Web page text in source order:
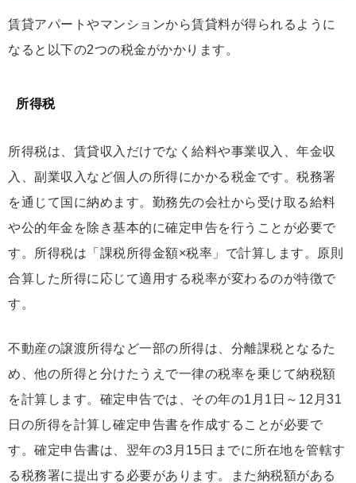
賃貸アパートやマンションから賃貸料が得られるように
なると以下の2つの税金がかかります。
所得税
所得税は、賃貸収入だけでなく給料や事業収入、年金収
入、副業収入など個人の所得にかかる税金です。税務署
を通じて国に納めます。勤務先の会社から受け取る給料
や公的年金を除き基本的に確定申告を行うことが必要で
す。所得税は「課税所得金額×税率」で計算します。原則
合算した所得に応じて適用する税率が変わるのが特徴で
す。
不動産の譲渡所得など一部の所得は、分離課税となるた
め、他の所得と分けたうえで一律の税率を乗じて納税額
を計算します。確定申告では、その年の1月1日～12月31
日の所得を計算し確定申告書を作成することが必要で
す。確定申告書は、翌年の3月15日までに所在地を管轄す
る税務署に提出する必要があります。また納税額がある